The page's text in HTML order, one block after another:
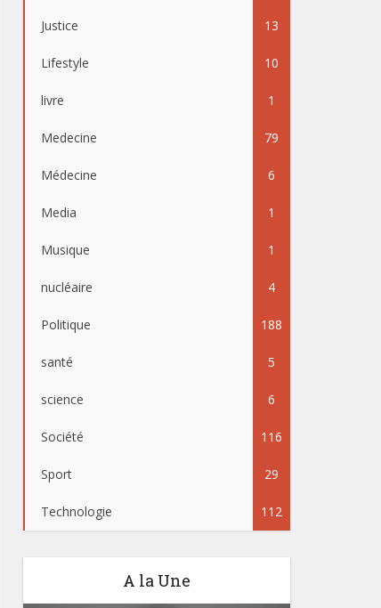
Justice 13
Lifestyle 10
livre 1
Medecine 79
Médecine 6
Media 1
Musique 1
nucléaire 4
Politique 188
santé 5
science 6
Société 116
Sport 29
Technologie 112
A la Une